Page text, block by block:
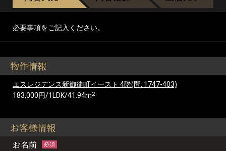
必要事項をご記入ください。
物件情報
エスレジデンス新御徒町イースト 4階(問: 1747-403)
183,000円/1LDK/41.94m2
お客様情報
お名前 必須